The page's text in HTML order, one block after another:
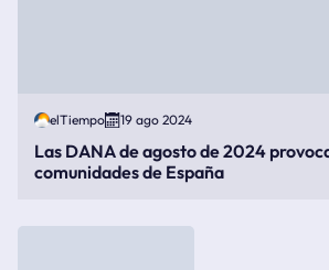
elTiempo 19 ago 2024
Las DANA de agosto de 2024
comunidades de España